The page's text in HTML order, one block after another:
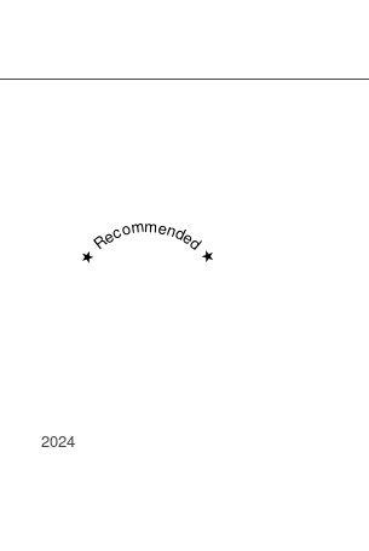
★ Recommended ★
2024